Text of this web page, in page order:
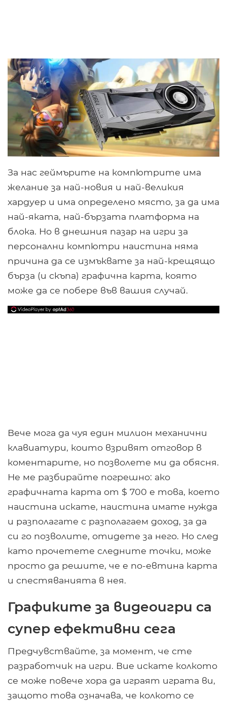
За нас геймърите на компютрите има
желание за най-новия и най-великия
хардуер и има определено място, за да има
най-яката, най-бързата платформа на
блока. Но в днешния пазар на игри за
персонални компютри наистина няма
причина да се измъквате за най-крещящо
бърза (и скъпа) графична карта, която
може да се побере във вашия случай.
Вече мога да чуя един милион механични
клавиатури, които взривят отговор в
коментарите, но позволете ми да обясня.
Не ме разбирайте погрешно: ако
графичната карта от $ 700 е това, което
наистина искате, наистина имате нужда
и разполагате с разполагаем доход, за да
си го позволите, отидете за него. Но след
като прочетете следните точки, може
просто да решите, че е по-евтина карта
и спестяванията в нея.
Графиките за видеоигри са
супер ефективни сега
Предчувствайте, за момент, че сте
разработчик на игри. Вие искате колкото
се може повече хора да играят играта ви,
защото това означава, че колкото се